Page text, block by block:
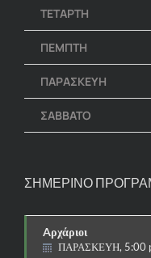
ΤΕΤΑΡΤΗ
ΠΕΜΠΤΗ
ΠΑΡΑΣΚΕΥΗ
ΣΑΒΒΑΤΟ
ΣΗΜΕΡΙΝΟ
Aρχάριοι
ΠΑΡΑΣΚΕΥΗ, 5:00